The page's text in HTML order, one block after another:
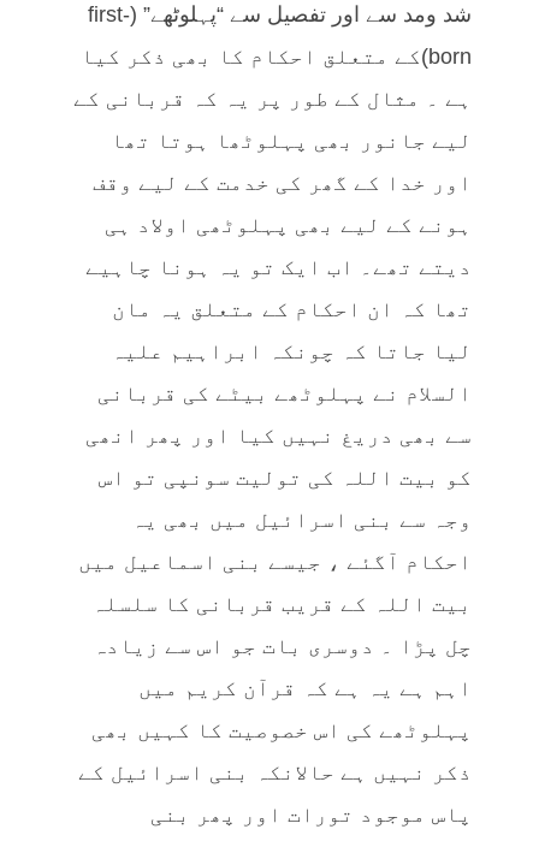
شد ومد سے اور تفصیل سے “پہلوٹھے” (first-
born)کے متعلق احکام کا بھی ذکر کیا
ہے ۔ مثال کے طور پر یہ کہ قربانی کے
لیے جانور بھی پہلوٹھا ہوتا تھا
اور خدا کے گھر کی خدمت کے لیے وقف
ہونے کے لیے بھی پہلوٹھی اولاد ہی
دیتے تھے۔ اب ایک تو یہ ہونا چاہیے
تھا کہ ان احکام کے متعلق یہ مان
لیا جاتا کہ چونکہ ابراہیم علیہ
السلام نے پہلوٹھے بیٹے کی قربانی
سے بھی دریغ نہیں کیا اور پھر انھی
کو بیت اللہ کی تولیت سونپی تو اس
وجہ سے بنی اسرائیل میں بھی یہ
احکام آگئے ، جیسے بنی اسماعیل میں
بیت اللہ کے قریب قربانی کا سلسلہ
چل پڑا ۔ دوسری بات جو اس سے زیادہ
اہم ہے یہ ہے کہ قرآن کریم میں
پہلوٹھے کی اس خصوصیت کا کہیں بھی
ذکر نہیں ہے حالانکہ بنی اسرائیل کے
پاس موجود تورات اور پھر بنی